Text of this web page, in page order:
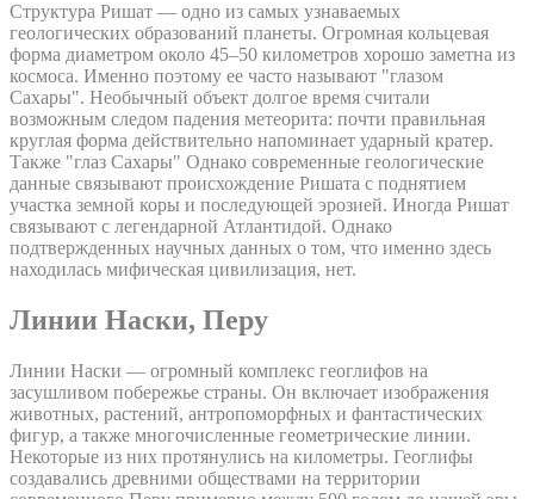
Структура Ришат — одно из самых узнаваемых
геологических образований планеты. Огромная кольцевая
форма диаметром около 45–50 километров хорошо заметна из
космоса. Именно поэтому ее часто называют "глазом
Сахары". Необычный объект долгое время считали
возможным следом падения метеорита: почти правильная
круглая форма действительно напоминает ударный кратер.
Также "глаз Сахары" Однако современные геологические
данные связывают происхождение Ришата с поднятием
участка земной коры и последующей эрозией. Иногда Ришат
связывают с легендарной Атлантидой. Однако
подтвержденных научных данных о том, что именно здесь
находилась мифическая цивилизация, нет.
Линии Наски, Перу
Линии Наски — огромный комплекс геоглифов на
засушливом побережье страны. Он включает изображения
животных, растений, антропоморфных и фантастических
фигур, а также многочисленные геометрические линии.
Некоторые из них протянулись на километры. Геоглифы
создавались древними обществами на территории